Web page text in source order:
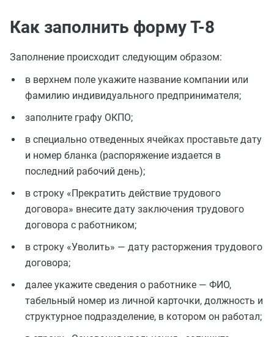
Как заполнить форму Т-8
Заполнение происходит следующим образом:
в верхнем поле укажите название компании или
фамилию индивидуального предпринимателя;
заполните графу ОКПО;
в специально отведенных ячейках проставьте дату
и номер бланка (распоряжение издается в
последний рабочий день);
в строку «Прекратить действие трудового
договора» внесите дату заключения трудового
договора с работником;
в строку «Уволить» — дату расторжения трудового
договора;
далее укажите сведения о работнике — ФИО,
табельный номер из личной карточки, должность и
структурное подразделение, в котором он работал;